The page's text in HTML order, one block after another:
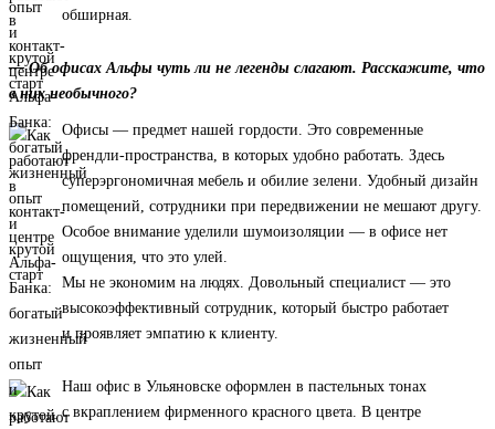
обширная.
— Об офисах Альфы чуть ли не легенды слагают. Расскажите, что
в них необычного?
Офисы — предмет нашей гордости. Это современные
френдли-пространства, в которых удобно работать. Здесь
суперэргономичная мебель и обилие зелени. Удобный дизайн
помещений, сотрудники при передвижении не мешают другу.
Особое внимание уделили шумоизоляции — в офисе нет
ощущения, что это улей.
Мы не экономим на людях. Довольный специалист — это
высокоэффективный сотрудник, который быстро работает
и проявляет эмпатию к клиенту.
Наш офис в Ульяновске оформлен в пастельных тонах
с вкраплением фирменного красного цвета. В центре